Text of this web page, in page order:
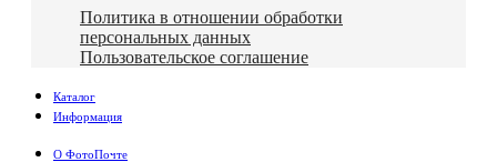
Политика в отношении обработки
персональных данных
Пользовательское соглашение
Каталог
Информация
О ФотоПочте